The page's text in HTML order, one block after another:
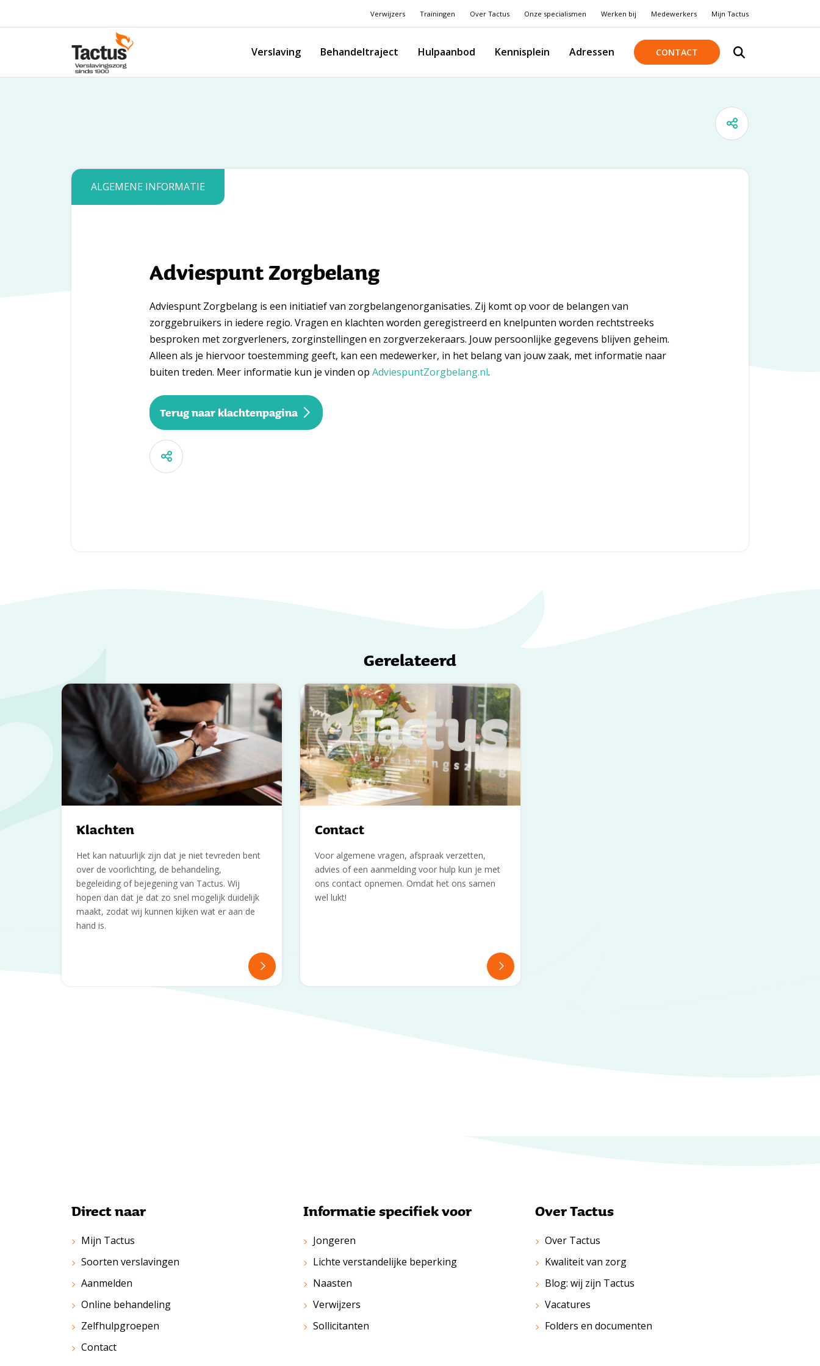
Verwijzers Trainingen Over Tactus Onze specialismen Werken bij Medewerkers Mijn Tactus
Tactus Verslavingszorg
Verslaving Behandeltraject Hulpaanbod Kennisplein Adressen CONTACT
ALGEMENE INFORMATIE
Adviespunt Zorgbelang
Adviespunt Zorgbelang is een initiatief van zorgbelangenorganisaties. Zij komt op voor de belangen van
zorggebruikers in iedere regio. Vragen en klachten worden geregistreerd en knelpunten worden rechtstreeks
besproken met zorgverleners, zorginstellingen en zorgverzekeraars. Jouw persoonlijke gegevens blijven geheim.
Alleen als je hiervoor toestemming geeft, kan een medewerker, in het belang van jouw zaak, met informatie naar
buiten treden. Meer informatie kun je vinden op AdviespuntZorgbelang.nl.
Terug naar klachtenpagina
Gerelateerd
Klachten
Het kan natuurlijk zijn dat je niet tevreden bent
over de voorlichting, de behandeling,
begeleiding of bejegening van Tactus. Wij
hopen dan dat je dat zo snel mogelijk duidelijk
maakt, zodat wij kunnen kijken wat er aan de
hand is.
Contact
Voor algemene vragen, afspraak verzetten,
advies of een aanmelding voor hulp kun je met
ons contact opnemen. Omdat het ons samen
wel lukt!
Direct naar
Mijn Tactus
Soorten verslavingen
Aanmelden
Online behandeling
Zelfhulpgroepen
Contact
Informatie specifiek voor
Jongeren
Lichte verstandelijke beperking
Naasten
Verwijzers
Sollicitanten
Over Tactus
Over Tactus
Kwaliteit van zorg
Blog: wij zijn Tactus
Vacatures
Folders en documenten